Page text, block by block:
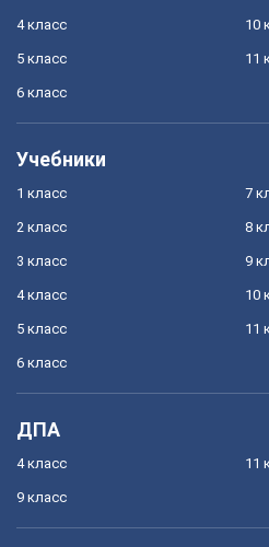
4 класс
5 класс
6 класс
10
11
Учебники
1 класс
2 класс
3 класс
4 класс
5 класс
6 класс
7
8
9
10
11
ДПА
4 класс
9 класс
11